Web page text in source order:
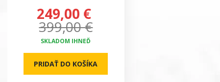
249,00 €
399,00 €
SKLADOM IHNEĎ
PRIDAŤ DO KOŠÍKA